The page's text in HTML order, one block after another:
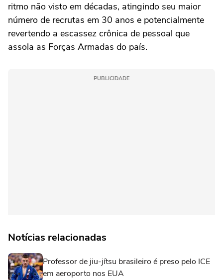
ritmo não visto em décadas, atingindo seu maior
número de recrutas em 30 anos e potencialmente
revertendo a escassez crônica de pessoal que
assola as Forças Armadas do país.
PUBLICIDADE
Notícias relacionadas
Professor de jiu-jítsu brasileiro é preso pelo ICE
em aeroporto nos EUA